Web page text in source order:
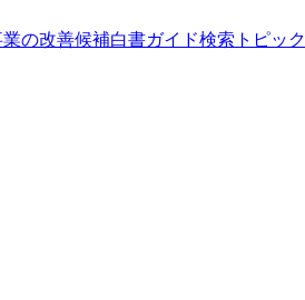
の改善候補白書ガイド検索トピック